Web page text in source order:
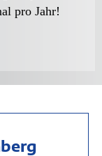
pro Jahr!